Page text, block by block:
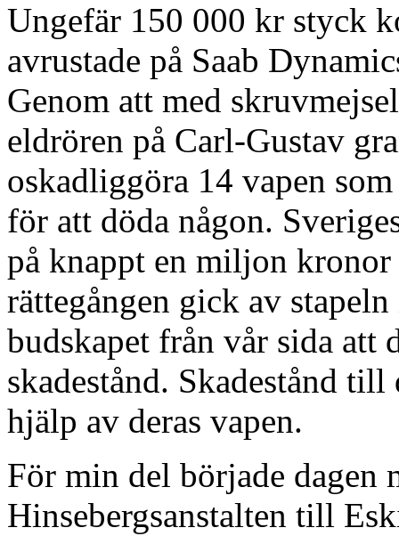
Ungefär 150 000 kr styck
avrustade på Saab
Genom att med
eldrören på Carl-Gustav
oskadliggöra 14 vapen
för att döda någon.
på knappt en miljon kronor
rättegången gick av
budskapet från vår sida att
skadestånd. Skadestånd
hjälp av deras vapen.
För min del började dagen
Hinsebergsanstalten till